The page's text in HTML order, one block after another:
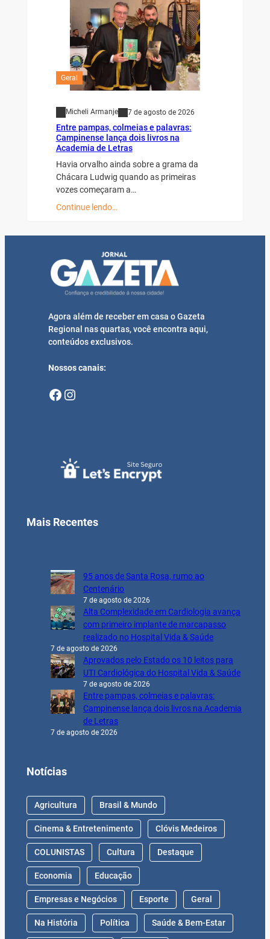
Geral
Micheli Armanje 7 de agosto de 2026
Entre pampas, colmeias e palavras:
Campinense lança dois livros na
Academia de Letras
Havia orvalho ainda sobre a grama da
Chácara Ludwig quando as primeiras
vozes começaram a…
Continue lendo…
Agora além de receber em casa o Gazeta
Regional nas quartas, você encontra aqui,
conteúdos exclusivos.
Nossos canais:
Facebook Instagram
Mais Recentes
95 anos de Santa Rosa, rumo ao
Centenário
7 de agosto de 2026
Alta Complexidade em Cardiologia avança
com primeiro implante de marcapasso
realizado no Hospital Vida & Saúde
7 de agosto de 2026
Aprovados pelo Estado os 10 leitos para
UTI Cardiológica do Hospital Vida & Saúde
7 de agosto de 2026
Entre pampas, colmeias e palavras:
Campinense lança dois livros na Academia
de Letras
7 de agosto de 2026
Notícias
Agricultura Brasil & Mundo
Cinema & Entretenimento Clóvis Medeiros
COLUNISTAS Cultura Destaque
Economia Educação
Empresas e Negócios Esporte Geral
Na História Política Saúde & Bem-Estar